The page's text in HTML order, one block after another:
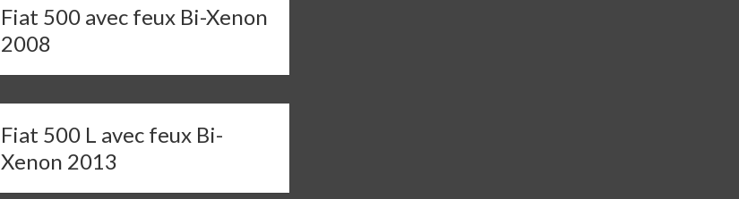
Fiat 500 avec feux Bi-Xenon
2008
Fiat 500 L avec feux Bi-
Xenon 2013